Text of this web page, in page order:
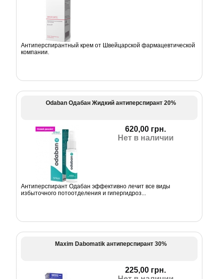
Антиперспирантный крем от Швейцарской фармацевтической
компании.
Odaban Одабан Жидкий антиперспирант 20%
620,00 грн.
Нет в наличии
Антиперспирант Одабан эффективно лечит все виды
избыточного потоотделения и гипергидроз...
Maxim Dabomatik антиперспирант 30%
225,00 грн.